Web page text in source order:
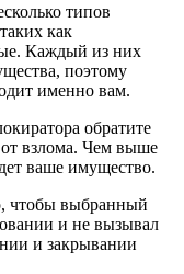
типов
как
Каждый из них
поэтому
именно вам.
обратите
взлома. Чем выше
ваше имущество.
чтобы выбранный
и не вызывал
и закрывании